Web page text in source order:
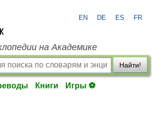
EN DE ES FR
на Академике
Найти!
Книги Игры ⚽